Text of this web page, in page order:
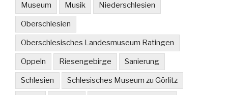
Museum Musik Niederschlesien
Oberschlesien
Oberschlesisches Landesmuseum Ratingen
Oppeln Riesengebirge Sanierung
Schlesien Schlesisches Museum zu Görlitz